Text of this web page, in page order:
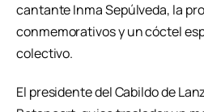
cantante Inma Sepúlveda, la
conmemorativos y un cóctel
colectivo.
El presidente del Cabildo de